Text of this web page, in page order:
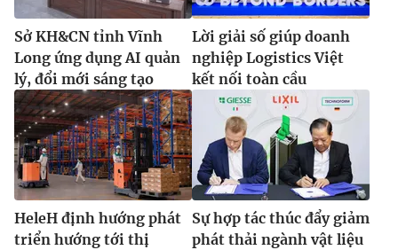
Sở KH&CN tỉnh Vĩnh
Long ứng dụng AI quản
lý, đổi mới sáng tạo
Lời giải số giúp doanh
nghiệp Logistics Việt
kết nối toàn cầu
HeleH định hướng phát
triển hướng tới thị
Sự hợp tác thúc đẩy giảm
phát thải ngành vật liệu